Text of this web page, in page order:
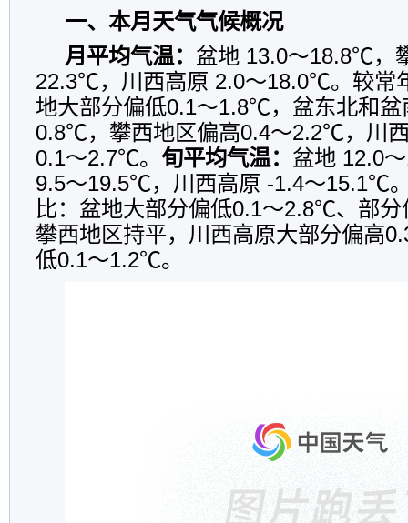
一、本月天气气候概况
月平均气温： 盆地 13.0～18.8℃，
22.3℃，川西高原 2.0～18.0℃。较常
地大部分偏低0.1～1.8℃，盆东北和盆
0.8℃，攀西地区偏高0.4～2.2℃，川
0.1～2.7℃。 旬平均气温： 盆地 12.0
9.5～19.5℃，川西高原 -1.4～15.1℃
比：盆地大部分偏低0.1～2.8℃、部
攀西地区持平，川西高原大部分偏高
低0.1～1.2℃。